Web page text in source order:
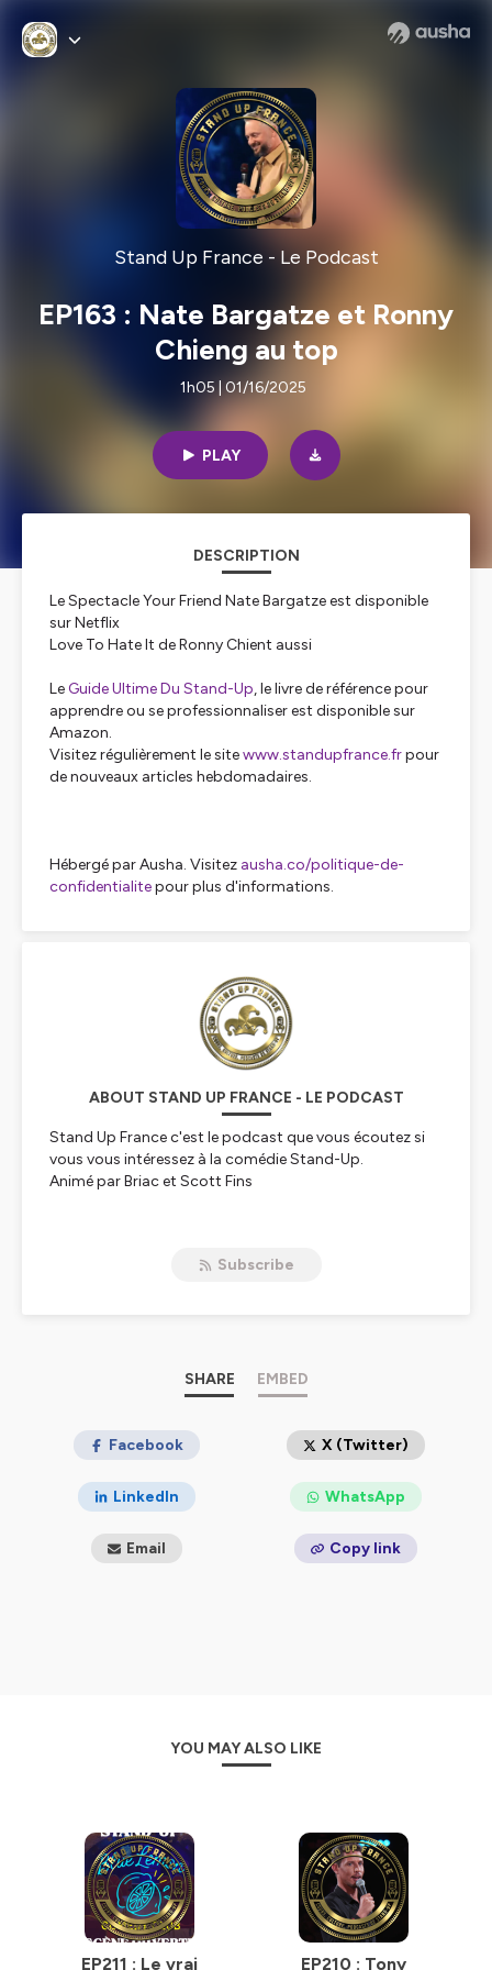
Stand Up France - Le Podcast
EP163 : Nate Bargatze et Ronny
Chieng au top
1h05 | 01/16/2025
PLAY
DESCRIPTION
Le Spectacle Your Friend Nate Bargatze est disponible
sur Netflix
Love To Hate It de Ronny Chient aussi
Le Guide Ultime Du Stand-Up, le livre de référence pour
apprendre ou se professionnaliser est disponible sur
Amazon.
Visitez régulièrement le sitewww.standupfrance.frpour
de nouveaux articles hebdomadaires.
Hébergé par Ausha. Visitez ausha.co/politique-de-
confidentialitepour plus d'informations.
ABOUT STAND UP FRANCE - LE PODCAST
Stand Up France c'est le podcast que vous écoutez si
vous vous intéressez à la comédie Stand-Up.
Animé par Briac et Scott Fins
Subscribe
SHARE EMBED
Facebook X (Twitter)
LinkedIn WhatsApp
Email Copy link
YOU MAY ALSO LIKE
EP211 : Le vrai EP210 : Tony